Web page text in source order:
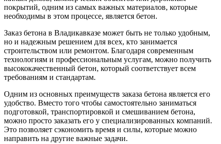
покрытий, одним из самых важных материалов, которые
необходимы в этом процессе, является бетон.
Заказ бетона в Владикавказе может быть не только удобным,
но и надежным решением для всех, кто занимается
строительством или ремонтом. Благодаря современным
технологиям и профессиональным услугам, можно получить
высококачественный бетон, который соответствует всем
требованиям и стандартам.
Одним из основных преимуществ заказа бетона является его
удобство. Вместо того чтобы самостоятельно заниматься
подготовкой, транспортировкой и смешиванием бетона,
можно просто заказать его у специализированных компаний.
Это позволяет сэкономить время и силы, которые можно
направить на другие важные задачи.